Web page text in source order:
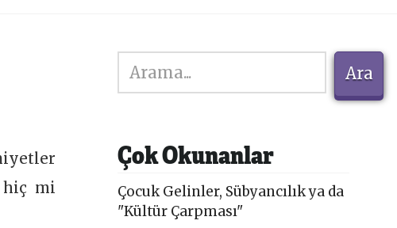
hiç mi
Ara
Ara
Çok Okunanlar
Çocuk Gelinler, Sübyancılık ya da
"Kültür Çarpması"